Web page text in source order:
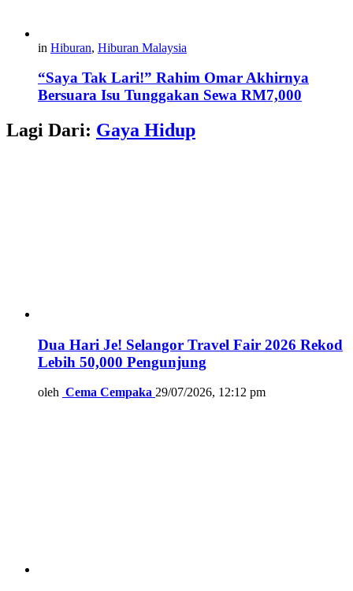
in Hiburan, Hiburan Malaysia
“Saya Tak Lari!” Rahim Omar Akhirnya
Bersuara Isu Tunggakan Sewa RM7,000
Lagi Dari: Gaya Hidup
Dua Hari Je! Selangor Travel Fair 2026 Rekod
Lebih 50,000 Pengunjung
oleh Cema Cempaka 29/07/2026, 12:12 pm